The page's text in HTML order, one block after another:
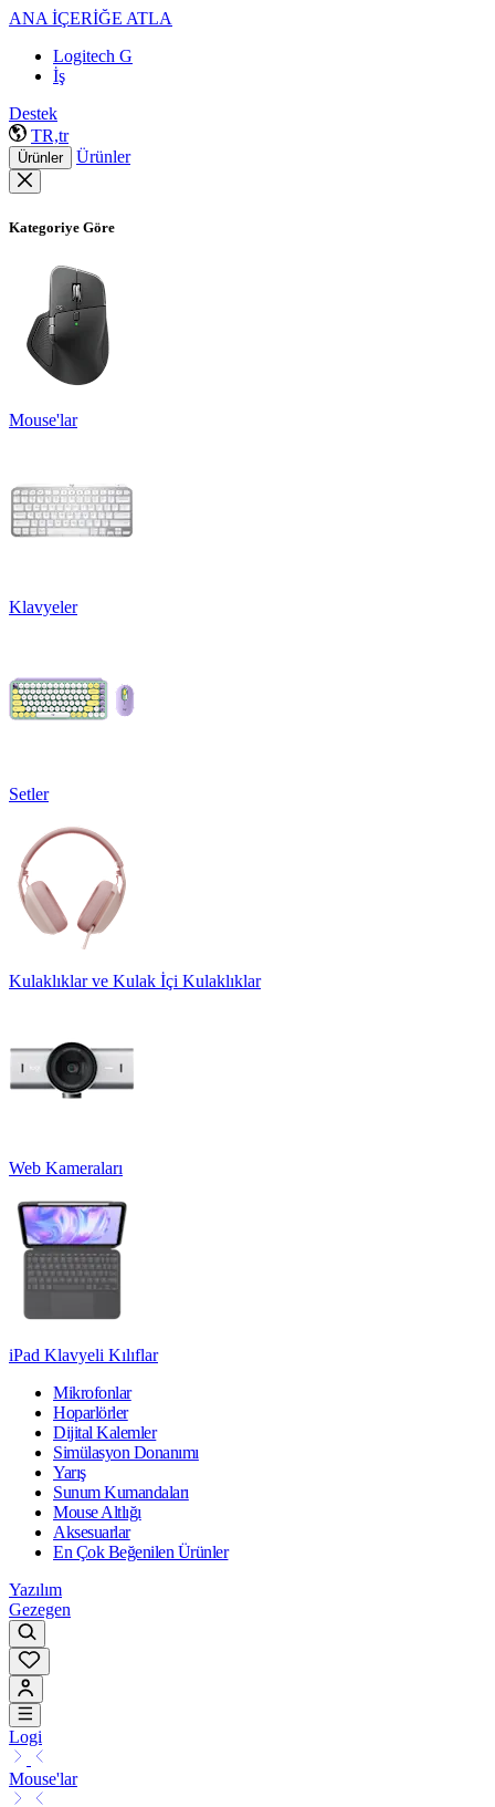
ANA İÇERİĞE ATLA
Logitech G
İş
Destek
TR,tr
Ürünler Ürünler
Kategoriye Göre
Mouse'lar
Klavyeler
Setler
Kulaklıklar ve Kulak İçi Kulaklıklar
Web Kameraları
iPad Klavyeli Kılıflar
Mikrofonlar
Hoparlörler
Dijital Kalemler
Simülasyon Donanımı
Yarış
Sunum Kumandaları
Mouse Altlığı
Aksesuarlar
En Çok Beğenilen Ürünler
Yazılım
Gezegen
Logi
Mouse'lar